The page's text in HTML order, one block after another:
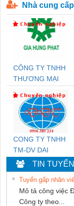
Nhà cung
CÔNG TY TNHH
THƯƠNG MẠI
THUẬT ĐIỆN CƠ
GIA HƯNG PHÁT
CONG TY TNHH
TM-DV DAI
DONG THANH
TIN TUYỂN
Tuyển gấp nhân
Mô tả công việc
Công ty theo...